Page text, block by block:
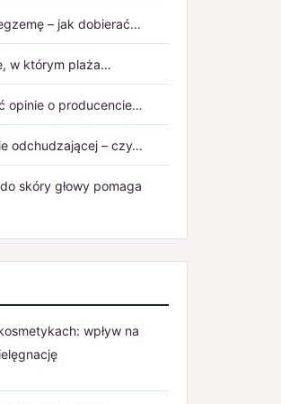
– jak dobierać…
w którym plaża…
opinie o producencie…
odchudzającej – czy…
skóry głowy pomaga
wpływ na